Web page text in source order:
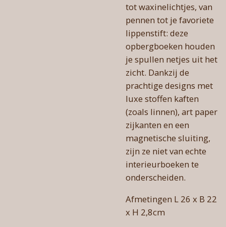
tot waxinelichtjes, van
pennen tot je favoriete
lippenstift: deze
opbergboeken houden
je spullen netjes uit het
zicht. Dankzij de
prachtige designs met
luxe stoffen kaften
(zoals linnen), art paper
zijkanten en een
magnetische sluiting,
zijn ze niet van echte
interieurboeken te
onderscheiden.
Afmetingen L 26 x B 22
x H 2,8cm